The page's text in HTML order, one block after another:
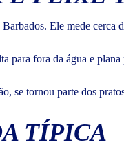
Ele mede cerca
para fora da água e
se tornou parte dos
TÍPICA